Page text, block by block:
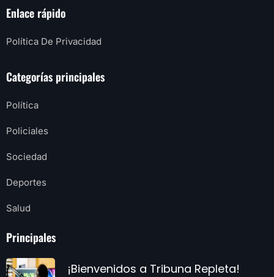
Enlace rápido
Política De Privacidad
Categorías principales
Política
Policiales
Sociedad
Deportes
Salud
Principales
¡Bienvenidos a Tribuna Repleta!